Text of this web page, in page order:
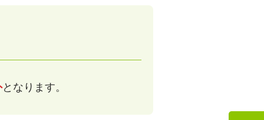
となります。